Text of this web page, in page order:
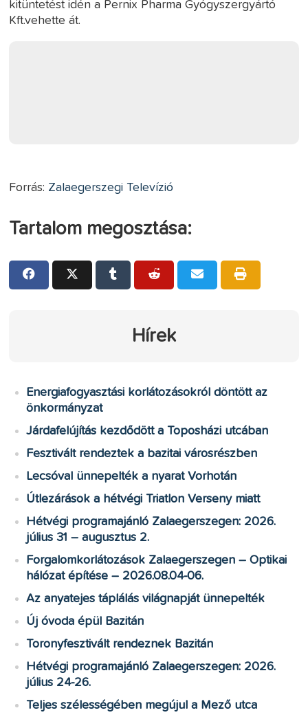
kitüntetést idén a Pernix Pharma Gyógyszergyártó
Kft.vehette át.
Forrás: Zalaegerszegi Televízió
Tartalom megosztása:
Hírek
Energiafogyasztási korlátozásokról döntött az
önkormányzat
Járdafelújítás kezdődött a Toposházi utcában
Fesztivált rendeztek a bazitai városrészben
Lecsóval ünnepelték a nyarat Vorhotán
Útlezárások a hétvégi Triatlon Verseny miatt
Hétvégi programajánló Zalaegerszegen: 2026.
július 31 – augusztus 2.
Forgalomkorlátozások Zalaegerszegen – Optikai
hálózat építése – 2026.08.04-06.
Az anyatejes táplálás világnapját ünnepelték
Új óvoda épül Bazitán
Toronyfesztivált rendeznek Bazitán
Hétvégi programajánló Zalaegerszegen: 2026.
július 24-26.
Teljes szélességében megújul a Mező utca